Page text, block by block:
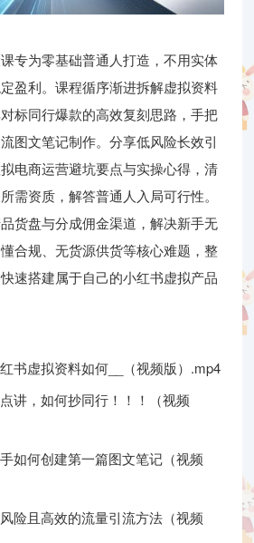
专为零基础普通人打造，不用实体
盈利。课程循序渐进拆解虚拟资料
标同行爆款的高效复刻思路，手把
图文笔记制作。分享低风险长效引
电商运营避坑要点与实操心得，清
需资质，解答普通人入局可行性。
货盘与分成佣金渠道，解决新手无
合规、无货源供货等核心难题，整
速搭建属于自己的小红书虚拟产品
书虚拟资料如何__（视频版）.mp4
讲，如何抄同行！！！（视频
如何创建第一篇图文笔记（视频
险且高效的流量引流方法（视频